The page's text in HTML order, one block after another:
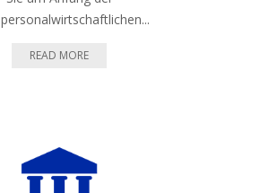
personalwirtschaftlichen...
READ MORE